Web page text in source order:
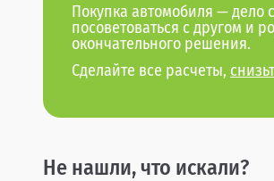
Покупка автомобиля — дело
посоветоваться с другом и
окончательного решения.
Сделайте все расчеты,
Не нашли, что искали?